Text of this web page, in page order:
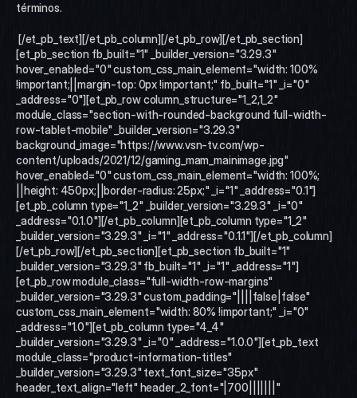
términos.
[et_pb_section fb_built="1" _builder_version="3.29.3"
hover_enabled="0" custom_css_main_element="width: 100%
!important;||margin-top: 0px !important;" fb_built="1" _i="0"
_address="0"][et_pb_row column_structure="1_2,1_2"
module_class="section-with-rounded-background full-width-
row-tablet-mobile" _builder_version="3.29.3"
background_image="https://www.vsn-tv.com/wp-
content/uploads/2021/12/gaming_mam_mainimage.jpg"
hover_enabled="0" custom_css_main_element="width: 100%;
||height: 450px;||border-radius: 25px;" _i="1" _address="0.1"]
[et_pb_column type="1_2" _builder_version="3.29.3" _i="0"
_address="0.1.0"][/et_pb_column][et_pb_column type="1_2"
_builder_version="3.29.3" _i="1" _address="0.1.1"][/et_pb_column]
[/et_pb_row][/et_pb_section][et_pb_section fb_built="1"
_builder_version="3.29.3" fb_built="1" _i="1" _address="1"]
[et_pb_row module_class="full-width-row-margins"
_builder_version="3.29.3" custom_padding="||||false|false"
custom_css_main_element="width: 80% !important;" _i="0"
_address="1.0"][et_pb_column type="4_4"
_builder_version="3.29.3" _i="0" _address="1.0.0"][et_pb_text
module_class="product-information-titles"
_builder_version="3.29.3" text_font_size="35px"
header_text_align="left" header_2_font="|700|||||||"